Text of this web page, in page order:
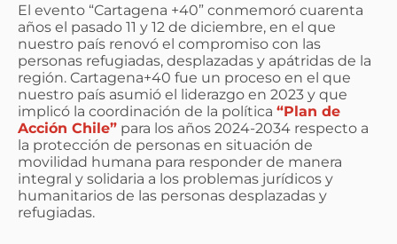
El evento “Cartagena +40” conmemoró cuarenta
años el pasado 11 y 12 de diciembre, en el que
nuestro país renovó el compromiso con las
personas refugiadas, desplazadas y apátridas de la
región. Cartagena+40 fue un proceso en el que
nuestro país asumió el liderazgo en 2023 y que
implicó la coordinación de la política “Plan de
Acción Chile” para los años 2024-2034 respecto a
la protección de personas en situación de
movilidad humana para responder de manera
integral y solidaria a los problemas jurídicos y
humanitarios de las personas desplazadas y
refugiadas.